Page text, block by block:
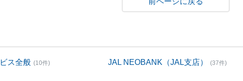
ス全般 (10件) JAL NEOBANK（JAL支店） (37件)